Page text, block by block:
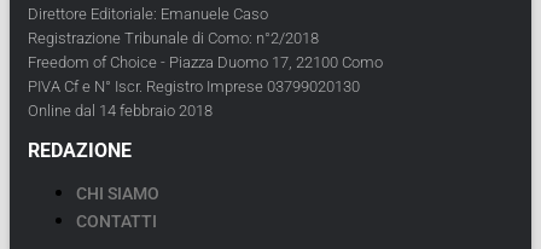
Direttore Editoriale: Emanuele Caso
Registrazione Tribunale di Como: n°2/2018
Freedom of Choice - Piazza Duomo 17, 22100 Como
PIVA Cf e N° Iscr. Registro Imprese 03799020130
Online dal 14 febbraio 2018
REDAZIONE
CHI SIAMO
CONTATTI